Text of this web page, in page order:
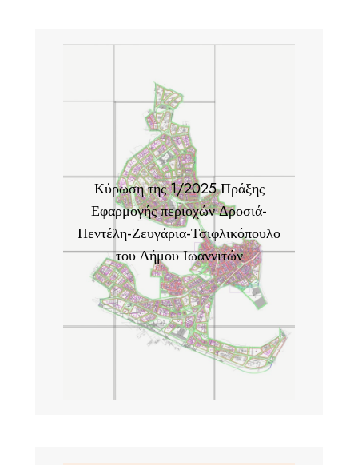
Κύρωση της 1/2025 Πράξης
Εφαρμογής περιοχών Δροσιά-
Πεντέλη-Ζευγάρια-Τσιφλικόπουλο
του Δήμου Ιωαννιτών